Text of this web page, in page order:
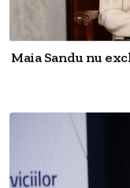
Maia Sandu nu